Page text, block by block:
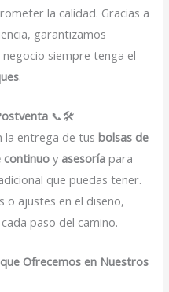
la calidad. Gracias a
garantizamos
siempre tenga el
.
📞🛠️
la entrega de tusbolsas de
y asesoría para
que puedas tener.
o ajustes en el diseño,
paso del camino.
Ofrecemos en Nuestros